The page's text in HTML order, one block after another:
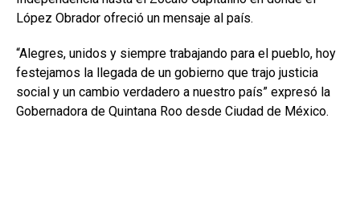
López Obrador ofreció un mensaje al país.
“Alegres, unidos y siempre trabajando para el pueblo, hoy
festejamos la llegada de un gobierno que trajo justicia
social y un cambio verdadero a nuestro país” expresó la
Gobernadora de Quintana Roo desde Ciudad de México.